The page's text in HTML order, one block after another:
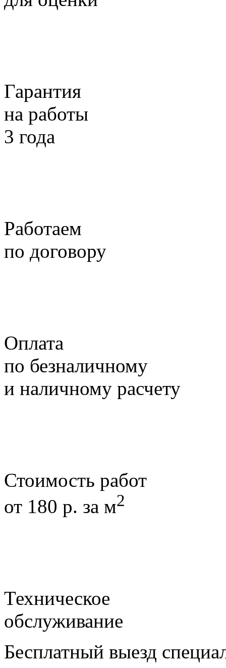
Гарантия
на работы
3 года
Работаем
по договору
Оплата
по безналичному
и наличному расчету
Стоимость работ
от 180 р. за м2
Техническое
обслуживание
Бесплатный выезд